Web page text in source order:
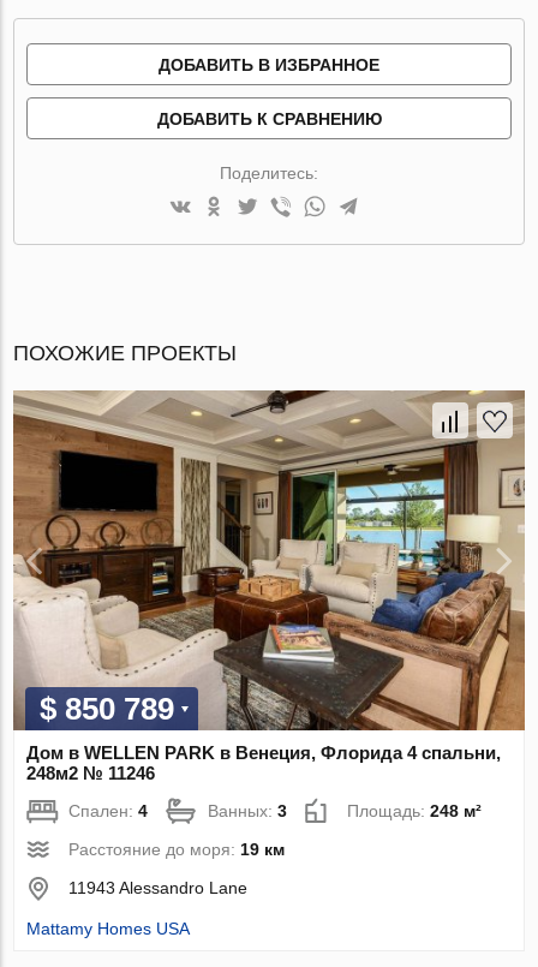
ДОБАВИТЬ В ИЗБРАННОЕ
ДОБАВИТЬ К СРАВНЕНИЮ
Поделитесь:
ПОХОЖИЕ ПРОЕКТЫ
$ 850 789
Дом в WELLEN PARK в Венеция, Флорида 4 спальни,
248м2 № 11246
Спален:4 Ванных:3 Площадь:248 м²
Расстояние до моря:19 км
11943 Alessandro Lane
Mattamy Homes USA